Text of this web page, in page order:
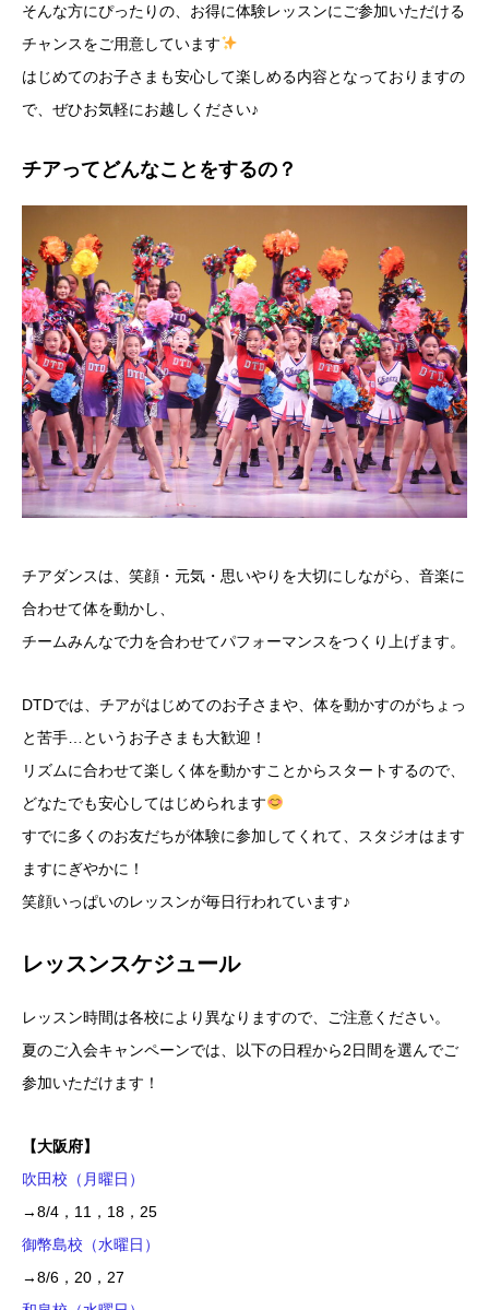
そんな方にぴったりの、お得に体験レッスンにご参加いただける
チャンスをご用意しています
はじめてのお子さまも安心して楽しめる内容となっておりますの
で、ぜひお気軽にお越しください♪
チアってどんなことをするの？
チアダンスは、笑顔・元気・思いやりを大切にしながら、音楽に
合わせて体を動かし、
チームみんなで力を合わせてパフォーマンスをつくり上げます。
DTDでは、チアがはじめてのお子さまや、体を動かすのがちょっ
と苦手…というお子さまも大歓迎！
リズムに合わせて楽しく体を動かすことからスタートするので、
どなたでも安心してはじめられます
すでに多くのお友だちが体験に参加してくれて、スタジオはます
ますにぎやかに！
笑顔いっぱいのレッスンが毎日行われています♪
レッスンスケジュール
レッスン時間は各校により異なりますので、ご注意ください。
夏のご入会キャンペーンでは、以下の日程から2日間を選んでご
参加いただけます！
【大阪府】
吹田校（月曜日）
→8/4，11，18，25
御幣島校（水曜日）
→8/6，20，27